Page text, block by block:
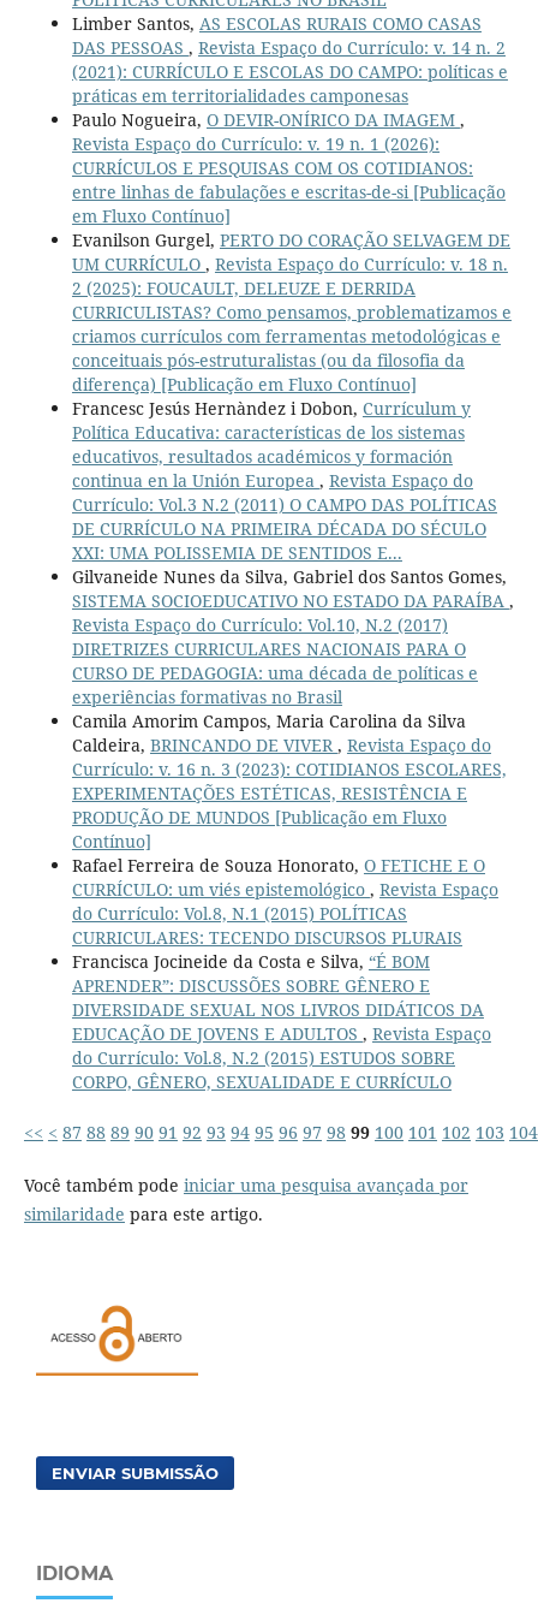
Limber Santos, AS ESCOLAS RURAIS COMO CASAS
DAS PESSOAS , Revista Espaço do Currículo: v. 14 n. 2
(2021): CURRÍCULO E ESCOLAS DO CAMPO: políticas e
práticas em territorialidades camponesas
Paulo Nogueira, O DEVIR-ONÍRICO DA IMAGEM ,
Revista Espaço do Currículo: v. 19 n. 1 (2026):
CURRÍCULOS E PESQUISAS COM OS COTIDIANOS:
entre linhas de fabulações e escritas-de-si [Publicação
em Fluxo Contínuo]
Evanilson Gurgel, PERTO DO CORAÇÃO SELVAGEM DE
UM CURRÍCULO , Revista Espaço do Currículo: v. 18 n.
2 (2025): FOUCAULT, DELEUZE E DERRIDA
CURRICULISTAS? Como pensamos, problematizamos e
criamos currículos com ferramentas metodológicas e
conceituais pós-estruturalistas (ou da filosofia da
diferença) [Publicação em Fluxo Contínuo]
Francesc Jesús Hernàndez i Dobon, Currículum y
Política Educativa: características de los sistemas
educativos, resultados académicos y formación
continua en la Unión Europea , Revista Espaço do
Currículo: Vol.3 N.2 (2011) O CAMPO DAS POLÍTICAS
DE CURRÍCULO NA PRIMEIRA DÉCADA DO SÉCULO
XXI: UMA POLISSEMIA DE SENTIDOS E...
Gilvaneide Nunes da Silva, Gabriel dos Santos Gomes,
SISTEMA SOCIOEDUCATIVO NO ESTADO DA PARAÍBA ,
Revista Espaço do Currículo: Vol.10, N.2 (2017)
DIRETRIZES CURRICULARES NACIONAIS PARA O
CURSO DE PEDAGOGIA: uma década de políticas e
experiências formativas no Brasil
Camila Amorim Campos, Maria Carolina da Silva
Caldeira, BRINCANDO DE VIVER , Revista Espaço do
Currículo: v. 16 n. 3 (2023): COTIDIANOS ESCOLARES,
EXPERIMENTAÇÕES ESTÉTICAS, RESISTÊNCIA E
PRODUÇÃO DE MUNDOS [Publicação em Fluxo
Contínuo]
Rafael Ferreira de Souza Honorato, O FETICHE E O
CURRÍCULO: um viés epistemológico , Revista Espaço
do Currículo: Vol.8, N.1 (2015) POLÍTICAS
CURRICULARES: TECENDO DISCURSOS PLURAIS
Francisca Jocineide da Costa e Silva, “É BOM
APRENDER”: DISCUSSÕES SOBRE GÊNERO E
DIVERSIDADE SEXUAL NOS LIVROS DIDÁTICOS DA
EDUCAÇÃO DE JOVENS E ADULTOS , Revista Espaço
do Currículo: Vol.8, N.2 (2015) ESTUDOS SOBRE
CORPO, GÊNERO, SEXUALIDADE E CURRÍCULO
<< < 87 88 89 90 91 92 93 94 95 96 97 98 99 100 101 102 103 104
Você também pode iniciar uma pesquisa avançada por
similaridade para este artigo.
ENVIAR SUBMISSÃO
IDIOMA